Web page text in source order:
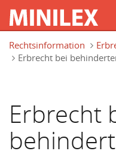
Rechtsinformation
Erbrecht bei
Erbrecht